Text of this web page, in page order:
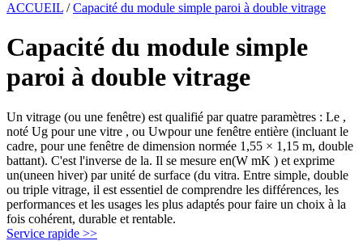
ACCUEIL /Capacité du module simple paroi à double vitrage
Capacité du module simple
paroi à double vitrage
Un vitrage (ou une fenêtre) est qualifié par quatre paramètres : Le ,
noté Ug pour une vitre , ou Uwpour une fenêtre entière (incluant le
cadre, pour une fenêtre de dimension normée 1,55 × 1,15 m, double
battant). C'est l'inverse de la. Il se mesure en(W mK ) et exprime
un(uneen hiver) par unité de surface (du vitra. Entre simple, double
ou triple vitrage, il est essentiel de comprendre les différences, les
performances et les usages les plus adaptés pour faire un choix à la
fois cohérent, durable et rentable.
Service rapide >>